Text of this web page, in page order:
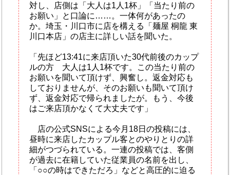
対し、店側は「大人は1人1杯」「当たり前の
お願い」と口論に……。一体何があったの
か。埼玉・川口市に店を構える「麺屋 桐龍 東
川口本店」の店主に詳しい話を聞いた。
「先ほど13:41に来店頂いた30代前後のカップ
ルの方 大人は1人1杯です。この当たり前の
お願いを聞いて頂けず、興奮し。返金対応も
しておりませんが、そのお願いも聞いて頂け
ず、返金対応で帰られましたが。もう、今後
はご来店頂かなくて大丈夫です」
店の公式SNSによる今月18日の投稿には、
昼時に来店したカップル客とのやりとりの詳
細がつづられている。一連の投稿では、客側
が過去に在籍していた従業員の名前を出し、
「○○の時はできただろ」などと高圧的に迫る